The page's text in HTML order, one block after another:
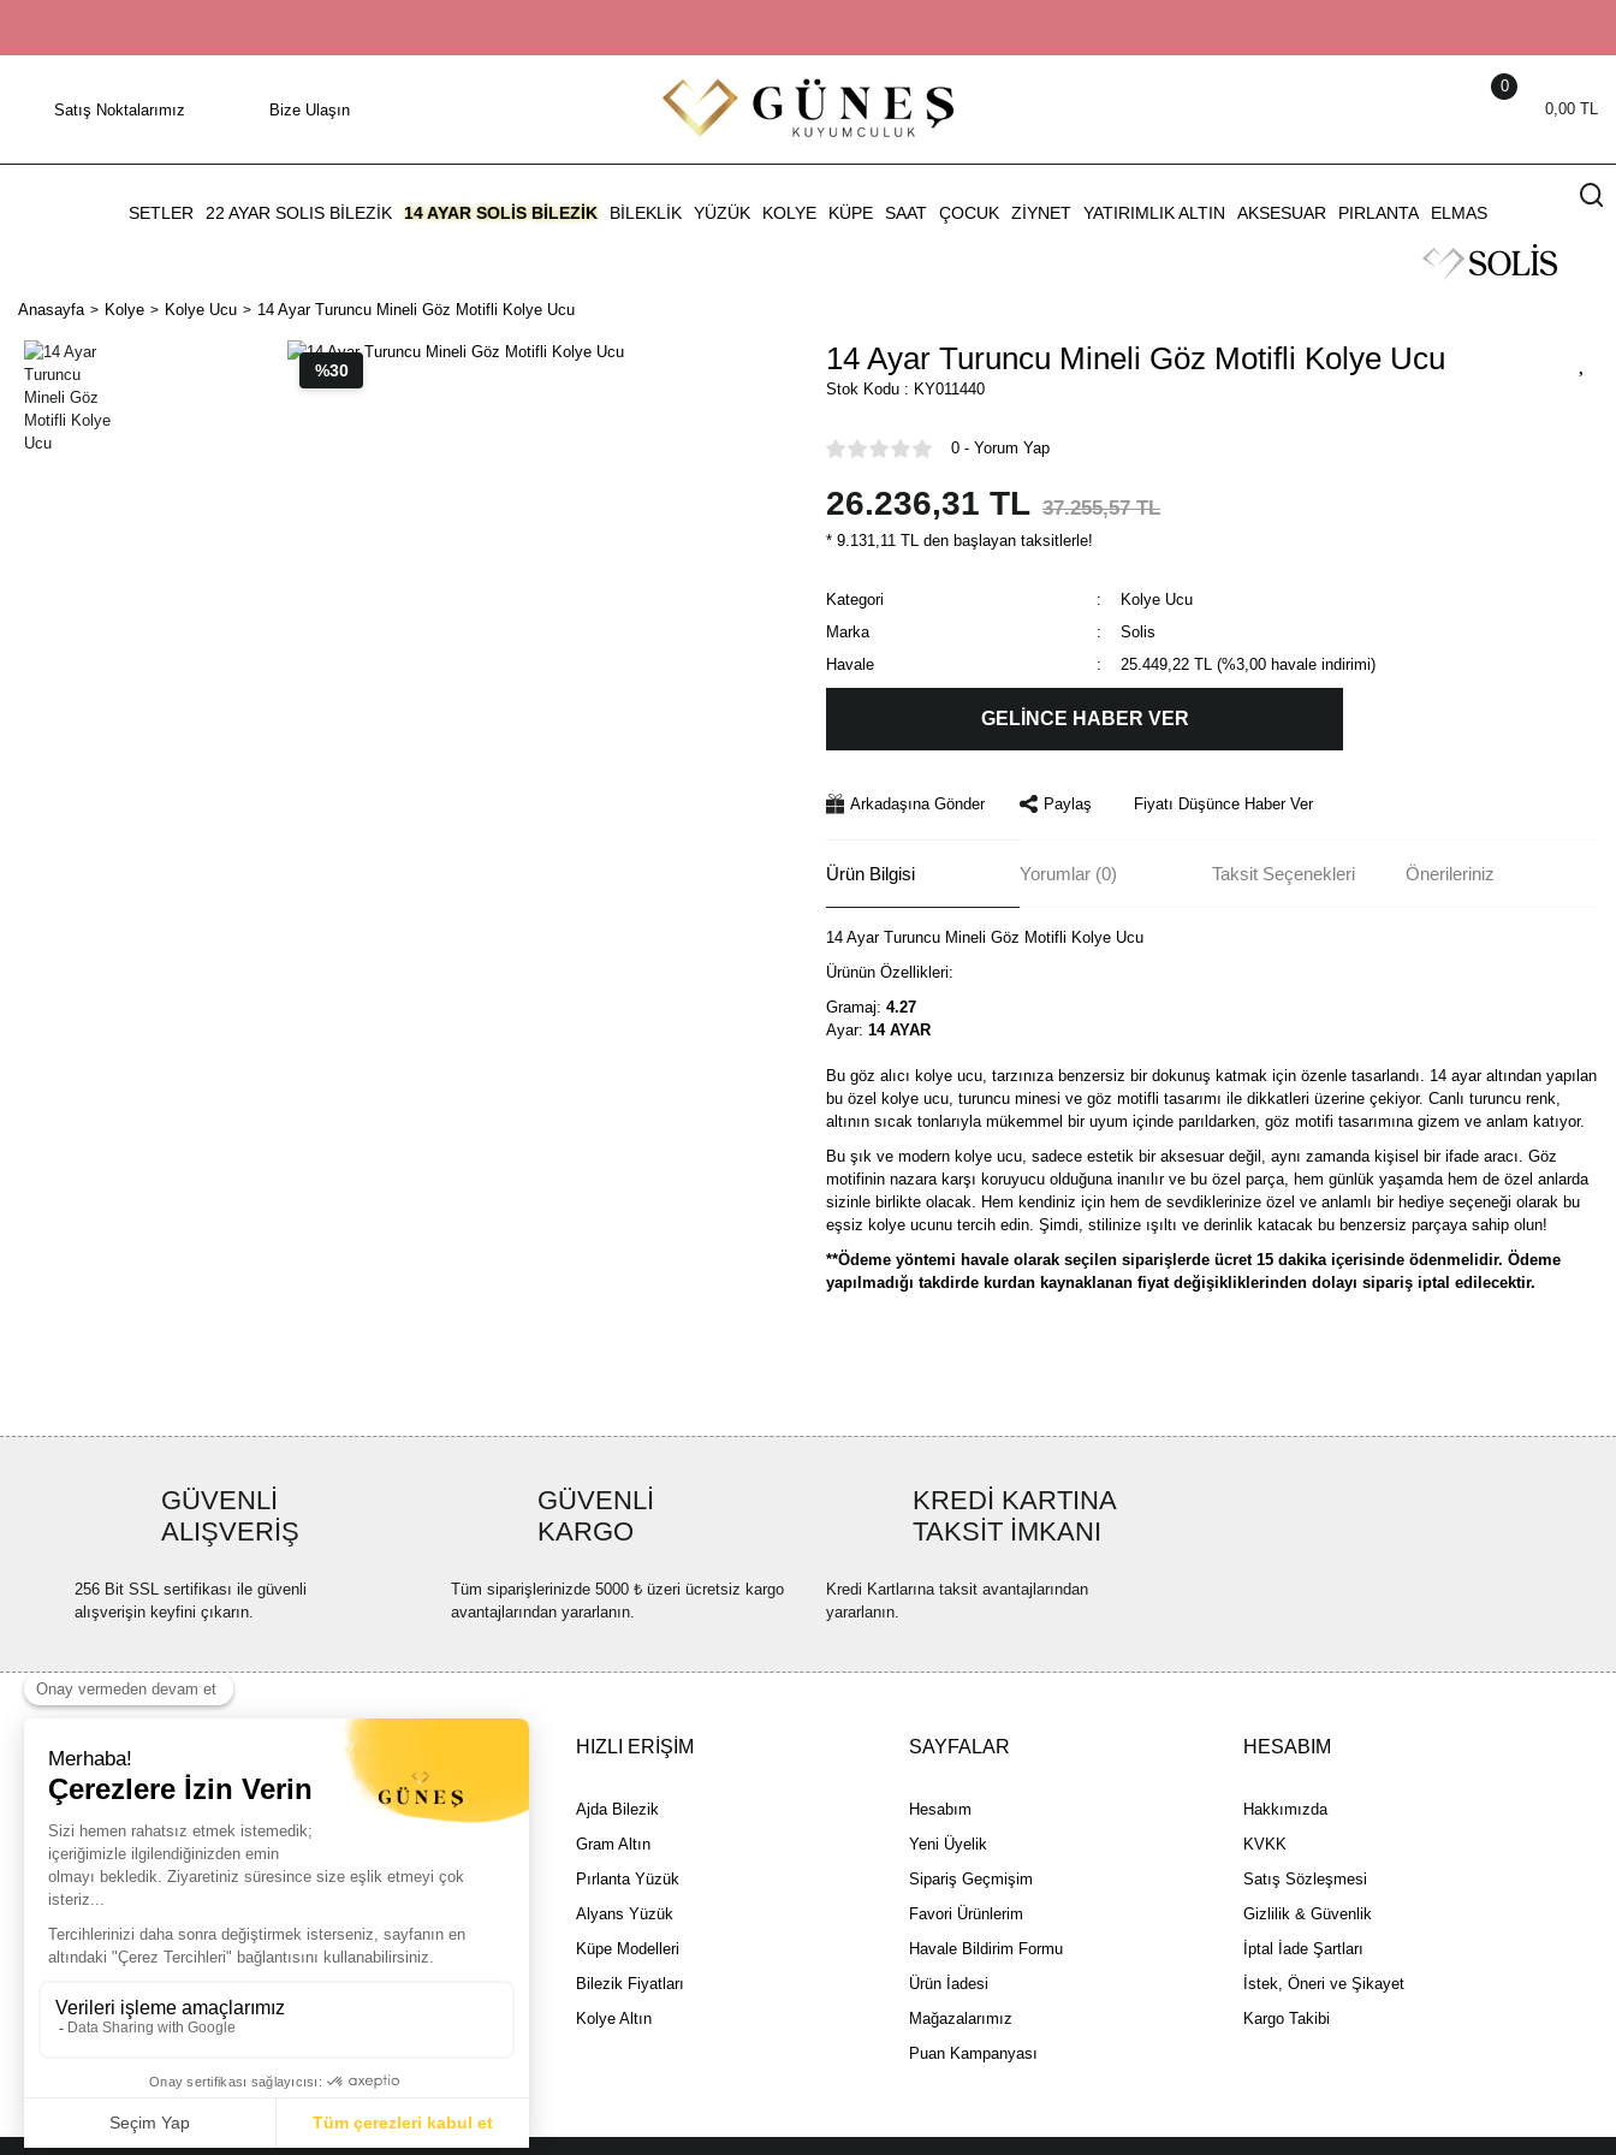
Satış Noktalarımız Bize Ulaşın 0,00 TL
0
SETLER 22 AYAR SOLIS BİLEZİK 14 AYAR SOLIS BILEZIK BILEKLIK YÜZÜK KOLYE KÜPE SAAT ÇOCUK ZIYNET YATIRIMLIK ALTIN AKSESUAR PIRLANTA ELMAS
Anasayfa Kolye Kolye Ucu 14 Ayar Turuncu Mineli Göz Motifli Kolye Ucu
%30 14 Ayar Turuncu Mineli Göz Motifli Kolye Ucu
Stok Kodu : KY011440
0 - Yorum Yap
26.236,31 TL 37.255,57 TL
* 9.131,11 TL den başlayan taksitlerle!
Kategori
Kolye Ucu
Marka
Solis
Havale
25.449,22 TL (%3,00 havale indirimi)
GELİNCE HABER VER
Arkadaşına Gönder Paylaş Fiyatı Düşünce Haber Ver
Ürün Bilgisi Yorumlar (0) Taksit Seçenekleri Önerileriniz
14 Ayar Turuncu Mineli Göz Motifli Kolye Ucu
Ürünün Özellikleri:
Gramaj: 4.27
Ayar: 14 AYAR
Bu göz alıcı kolye ucu, tarzınıza benzersiz bir dokunuş katmak için özenle tasarlandı. 14 ayar altından yapılan
bu özel kolye ucu, turuncu minesi ve göz motifli tasarımı ile dikkatleri üzerine çekiyor. Canlı turuncu renk,
altının sıcak tonlarıyla mükemmel bir uyum içinde parıldarken, göz motifi tasarımına gizem ve anlam katıyor.
Bu şık ve modern kolye ucu, sadece estetik bir aksesuar değil, aynı zamanda kişisel bir ifade aracı. Göz
motifinin nazara karşı koruyucu olduğuna inanılır ve bu özel parça, hem günlük yaşamda hem de özel anlarda
sizinle birlikte olacak. Hem kendiniz için hem de sevdiklerinize özel ve anlamlı bir hediye seçeneği olarak bu
eşsiz kolye ucunu tercih edin. Şimdi, stilinize ışıltı ve derinlik katacak bu benzersiz parçaya sahip olun!
**Ödeme yöntemi havale olarak seçilen siparişlerde ücret 15 dakika içerisinde ödenmelidir. Ödeme
yapılmadığı takdirde kurdan kaynaklanan fiyat değişikliklerinden dolayı sipariş iptal edilecektir.
Ürün açıklamasında eksik bilgiler bulunuyor.
Ürün bilgilerinde hatalar bulunuyor.
Bu ürüne benzer farklı alternatifler olmalı.
GÜVENLİ
ALIŞVERİŞ
256 Bit SSL sertifikası ile güvenli
alışverişin keyfini çıkarın.
GÜVENLİ
KARGO
Tüm siparişlerinizde 5000 ₺ üzeri ücretsiz kargo
avantajlarından yararlanın.
KREDİ KARTINA
TAKSİT İMKANI
Kredi Kartlarına taksit avantajlarından
yararlanın.
HIZLI ERİŞİM
Ajda Bilezik
Gram Altın
Pırlanta Yüzük
Alyans Yüzük
Küpe Modelleri
Bilezik Fiyatları
Kolye Altın
SAYFALAR
Hesabım
Yeni Üyelik
Sipariş Geçmişim
Favori Ürünlerim
Havale Bildirim Formu
Ürün İadesi
Mağazalarımız
Puan Kampanyası
HESABIM
Hakkımızda
KVKK
Satış Sözleşmesi
Gizlilik & Güvenlik
İptal İade Şartları
İstek, Öneri ve Şikayet
Kargo Takibi